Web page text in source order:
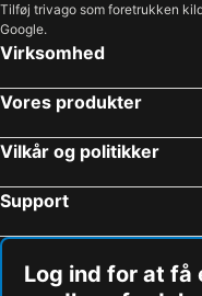
Tilføj trivago som foretrukken
Google.
Virksomhed
Vores produkter
Vilkår og politikker
Support
Log ind for at få